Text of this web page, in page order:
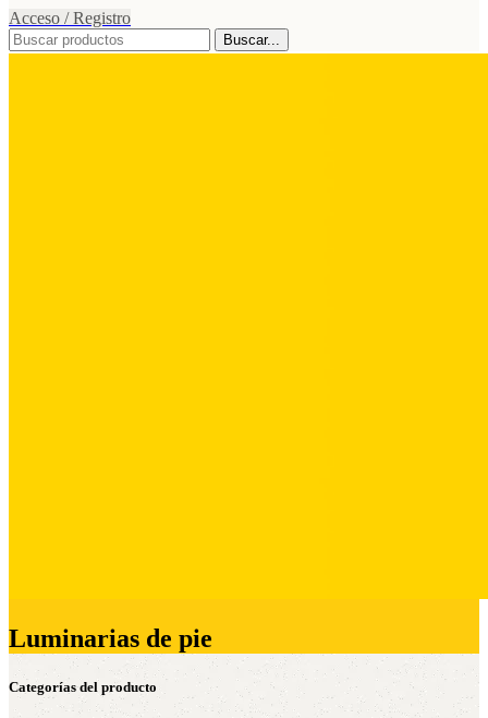
Acceso / Registro
Buscar...
Luminarias de pie
Categorías del producto